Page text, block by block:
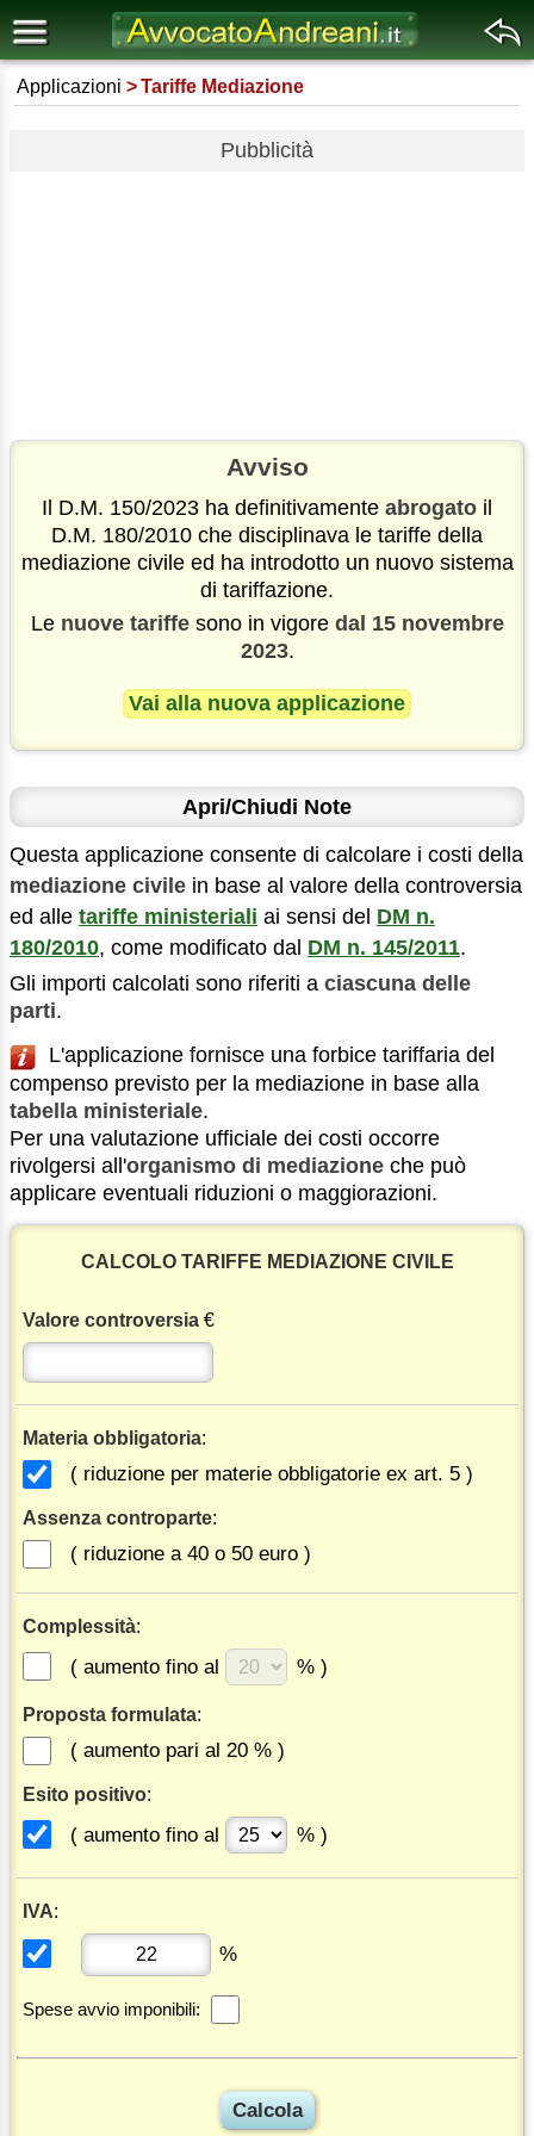
Applicazioni Tariffe Mediazione
Pubblicità
Avviso
Il D.M. 150/2023 ha definitivamente abrogato il
D.M. 180/2010 che disciplinava le tariffe della
mediazione civile ed ha introdotto un nuovo sistema
di tariffazione.
Le nuove tariffesono in vigore dal 15 novembre
2023.
Vai alla nuova applicazione
Apri/Chiudi Note
Questa applicazione consente di calcolare i costi della
mediazione civile in base al valore della controversia
ed alle tariffe ministeriali ai sensi del DM n.
180/2010, come modificato dal DM n. 145/2011.
Gli importi calcolati sono riferiti a ciascuna delle
parti.
L'applicazione fornisce una forbice tariffaria del
compenso previsto per la mediazione in base alla
tabella ministeriale.
Per una valutazione ufficiale dei costi occorre
rivolgersi all'organismo di mediazione che può
applicare eventuali riduzioni o maggiorazioni.
CALCOLO TARIFFE MEDIAZIONE CIVILE
Valore controversia €
Materia obbligatoria:
( riduzione per materie obbligatorie ex art. 5 )
Assenza controparte:
( riduzione a 40 o 50 euro )
Complessità:
( aumento fino al % )
Proposta formulata:
( aumento pari al 20 % )
Esito positivo:
( aumento fino al % )
IVA:
%
Spese avvio imponibili: